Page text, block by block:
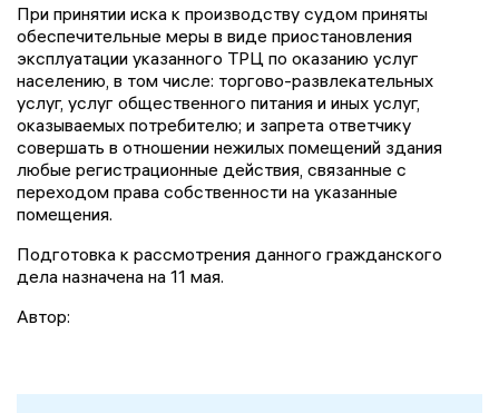
При принятии иска к производству судом приняты
обеспечительные меры в виде приостановления
эксплуатации указанного ТРЦ по оказанию услуг
населению, в том числе: торгово-развлекательных
услуг, услуг общественного питания и иных услуг,
оказываемых потребителю; и запрета ответчику
совершать в отношении нежилых помещений здания
любые регистрационные действия, связанные с
переходом права собственности на указанные
помещения.
Подготовка к рассмотрения данного гражданского
дела назначена на 11 мая.
Автор: